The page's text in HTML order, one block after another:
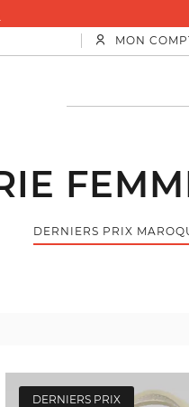
MON
DERNIERS PRIX
DERNIERS PRIX